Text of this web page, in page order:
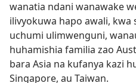
wanatia ndani wanawake
ilivyokuwa hapo awali, kwa
uchumi ulimwenguni,
huhamishia familia zao
bara Asia na kufanya kazi
Singapore, au Taiwan.